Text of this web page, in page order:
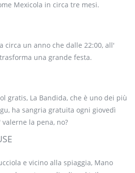
Mexicola in circa tre mesi.
circa un anno che dalle 22:00, all'
una grande festa.
gratis, La Bandida, che è uno dei più
ha sangria gratuita ogni giovedì
la pena, no?
e vicino alla spiaggia, Mano